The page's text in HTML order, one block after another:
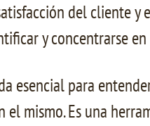
del cliente y
y concentrarse
esencial para
mismo. Es una